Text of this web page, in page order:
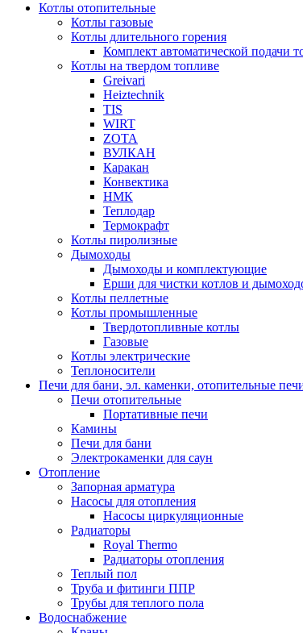
Котлы отопительные
Котлы газовые
Котлы длительного горения
Комплект автоматической подачи
Котлы на твердом топливе
Greivari
Heiztechnik
TIS
WIRT
ZOTA
ВУЛКАН
Каракан
Конвектика
НМК
Теплодар
Термокрафт
Котлы пиролизные
Дымоходы
Дымоходы и комплектующие
Ерши для чистки котлов и
Котлы пеллетные
Котлы промышленные
Твердотопливные котлы
Газовые
Котлы электрические
Теплоносители
Печи для бани, эл. каменки, отопительные
Печи отопительные
Портативные печи
Камины
Печи для бани
Электрокаменки для саун
Отопление
Запорная арматура
Насосы для отопления
Насосы циркуляционные
Радиаторы
Royal Thermo
Радиаторы отопления
Теплый пол
Труба и фитинги ППР
Трубы для теплого пола
Водоснабжение